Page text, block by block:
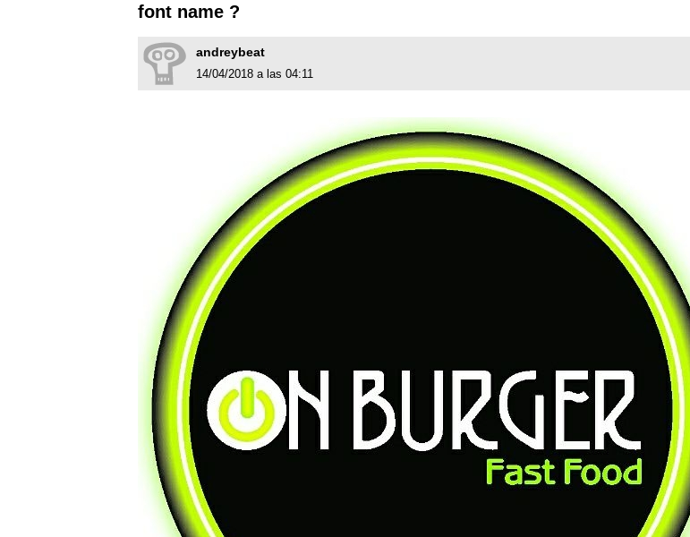
font name ?
andreybeat
14/04/2018 a las 04:11